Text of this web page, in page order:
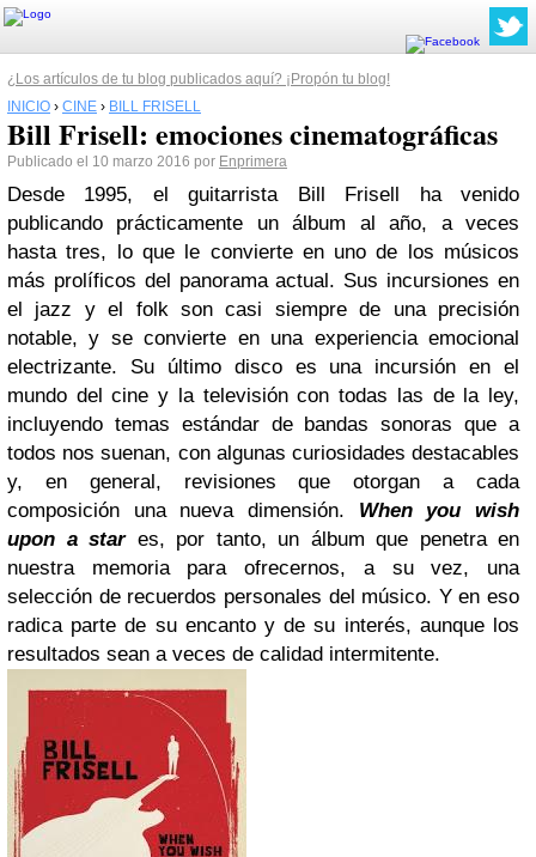
¿Los artículos de tu blog publicados aquí? ¡Propón tu blog!
INICIO › CINE › BILL FRISELL
Bill Frisell: emociones cinematográficas
Publicado el 10 marzo 2016 por Enprimera
Desde 1995, el guitarrista Bill Frisell ha venido
publicando prácticamente un álbum al año, a veces
hasta tres, lo que le convierte en uno de los músicos
más prolíficos del panorama actual. Sus incursiones en
el jazz y el folk son casi siempre de una precisión
notable, y se convierte en una experiencia emocional
electrizante. Su último disco es una incursión en el
mundo del cine y la televisión con todas las de la ley,
incluyendo temas estándar de bandas sonoras que a
todos nos suenan, con algunas curiosidades destacables
y, en general, revisiones que otorgan a cada
composición una nueva dimensión. When you wish
upon a stares, por tanto, un álbum que penetra en
nuestra memoria para ofrecernos, a su vez, una
selección de recuerdos personales del músico. Y en eso
radica parte de su encanto y de su interés, aunque los
resultados sean a veces de calidad intermitente.